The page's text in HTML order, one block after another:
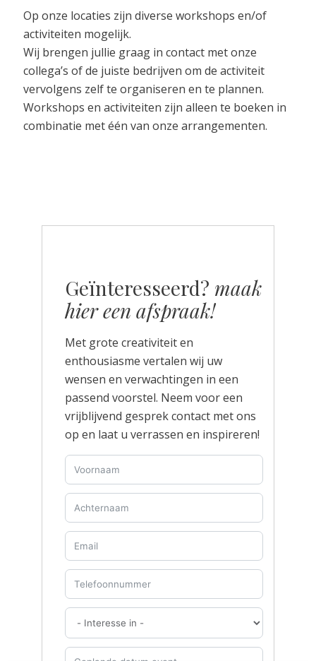
Op onze locaties zijn diverse workshops en/of
activiteiten mogelijk.
Wij brengen jullie graag in contact met onze
collega’s of de juiste bedrijven om de activiteit
vervolgens zelf te organiseren en te plannen.
Workshops en activiteiten zijn alleen te boeken in
combinatie met één van onze arrangementen.
Geïnteresseerd? maak
hier een afspraak!
Met grote creativiteit en
enthousiasme vertalen wij uw
wensen en verwachtingen in een
passend voorstel. Neem voor een
vrijblijvend gesprek contact met ons
op en laat u verrassen en inspireren!